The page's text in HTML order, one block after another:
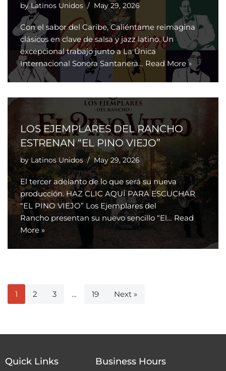
byLatinos Unidos May 29, 2026
Con el sabor del Caribe, Caliéntame reimagina
clásicos en clave de salsa y jazz latino. Un
excepcional trabajo junto a La Única
Internacional Sonora Santanera… Read More »
LOS EJEMPLARES DEL RANCHO
ESTRENAN “EL PINO VIEJO”
by Latinos Unidos May 29, 2026
El tercer adelanto de lo que será su nueva
producción. HAZ CLIC AQUÍ PARA ESCUCHAR
“EL PINO VIEJO” Los Ejemplares del
Rancho presentan su nuevo sencillo “El… Read
More »
1 2 3 … 19 Next »
Quick Links Business Hours